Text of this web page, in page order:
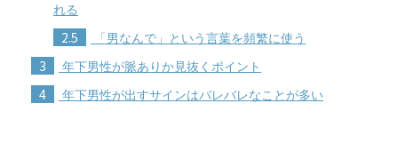
れる
2.5 「男なんで」という言葉を頻繁に使う
3 年下男性が脈ありか見抜くポイント
4 年下男性が出すサインはバレバレなことが多い